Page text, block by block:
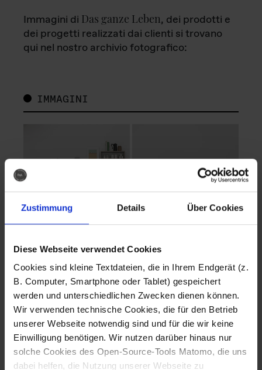
Zustimmung Details Über Cookies
Diese Webseite verwendet Cookies
Cookies sind kleine Textdateien, die in Ihrem Endgerät (z.
B. Computer, Smartphone oder Tablet) gespeichert
werden und unterschiedlichen Zwecken dienen können.
Wir verwenden technische Cookies, die für den Betrieb
unserer Webseite notwendig sind und für die wir keine
Einwilligung benötigen. Wir nutzen darüber hinaus nur
solche Cookies des Open-Source-Tools Matomo, die uns
dabei helfen, die Nutzung unserer Webseite zu
Immagini di Das ganze Leben, dei prodotti e
dei progetti realizzati dai clienti si trovano
qui nel nostro archivio fotografico:
IMMAGINI
Fotografo: Lorenz
Sternbach
Download
Fotografo: Lorenz
Sternbach
Download